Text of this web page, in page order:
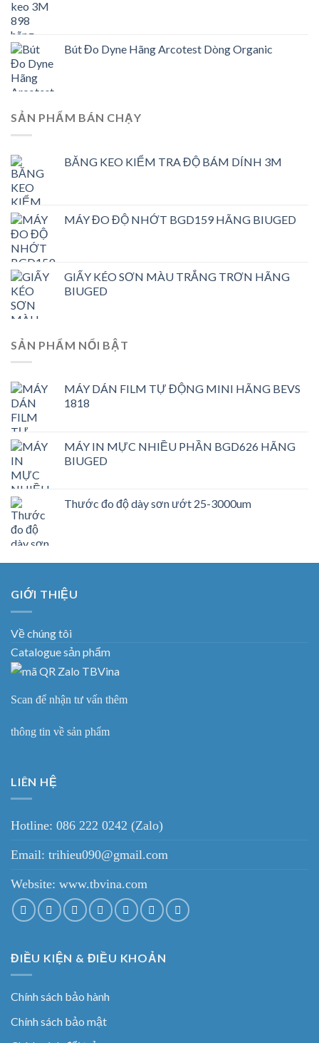
Bút Đo Dyne Hãng Arcotest Dòng Organic
SẢN PHẨM BÁN CHẠY
BĂNG KEO KIỂM TRA ĐỘ BÁM DÍNH 3M
MÁY ĐO ĐỘ NHỚT BGD159 HÃNG BIUGED
GIẤY KÉO SƠN MÀU TRẮNG TRƠN HÃNG
BIUGED
SẢN PHẨM NỔI BẬT
MÁY DÁN FILM TỰ ĐỘNG MINI HÃNG BEVS
1818
MÁY IN MỰC NHIỀU PHẦN BGD626 HÃNG
BIUGED
Thước đo độ dày sơn ướt 25-3000um
GIỚI THIỆU
Về chúng tôi
Catalogue sản phẩm
Scan để nhận tư vấn thêm
thông tin về sản phẩm
LIÊN HỆ
Hotline: 086 222 0242 (Zalo)
Email: trihieu090@gmail.com
Website: www.tbvina.com
ĐIỀU KIỆN & ĐIỀU KHOẢN
Chính sách bảo hành
Chính sách bảo mật